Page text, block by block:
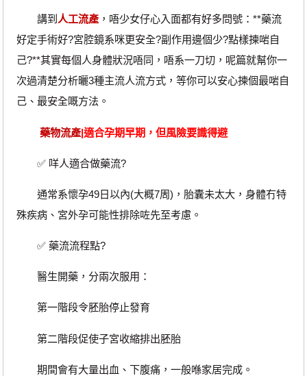
講到 人工流產，唔少女仔心入面都有好多問號：**藥流
好定手術好?宮腔鏡系咪更安全?副作用邊個少?點樣揀啱自
己?**其實每個人身體狀況唔同，唔系一刀切，呢篇就幫你一
次過清楚分析曬3種主流人流方式，等你可以安心揀個最啱自
己、最安全嘅方法。
藥物流產|適合孕期早期，但風險要識得避
✅ 咩人適合做藥流?
通常系懷孕49日以內(大概7周)，胎囊未太大，身體冇特
殊疾病、宮外孕可能性排除咗先至考慮。
✅ 藥流流程點?
醫生開藥，分兩次服用：
第一階段令胚胎停止發育
第二階段促使子宮收縮排出胚胎
期間會有大量出血、下腹痛，一般喺家居完成。